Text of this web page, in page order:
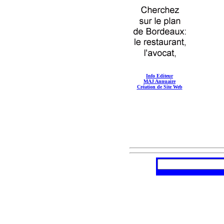
Info Editeur
MAJ Annuaire
Création de Site Web